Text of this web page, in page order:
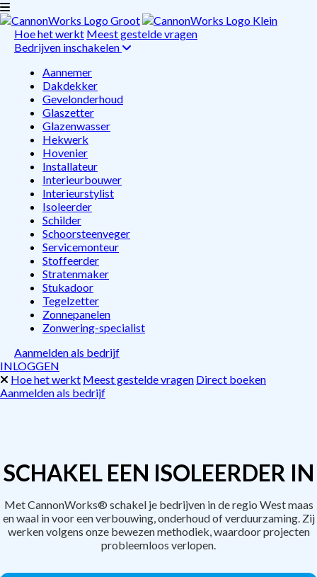
Hoe het werkt Meest gestelde vragen
Bedrijven inschakelen
Aannemer
Dakdekker
Gevelonderhoud
Glaszetter
Glazenwasser
Hekwerk
Hovenier
Installateur
Interieurbouwer
Interieurstylist
Isoleerder
Schilder
Schoorsteenveger
Servicemonteur
Stoffeerder
Stratenmaker
Stukadoor
Tegelzetter
Zonnepanelen
Zonwering-specialist
Aanmelden als bedrijf
INLOGGEN
Hoe het werkt Meest gestelde vragen Direct boeken
Aanmelden als bedrijf
SCHAKEL EEN ISOLEERDER IN
Met CannonWorks® schakel je bedrijven in de regio West maas
en waal in voor een verbouwing, onderhoud of verduurzaming. Zij
werken volgens onze bewezen methodiek, waardoor projecten
probleemloos verlopen.